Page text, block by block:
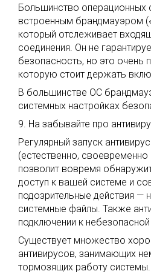
Большинство операционных
встроенным брандмауэром
который отслеживает
соединения. Он не
безопасность, но это очень
которую стоит держать
В большинстве ОС
системных настройках
9. На забывайте про
Регулярный запуск
(естественно,
позволит вовремя
доступ к вашей системе и
подозрительные действия —
системные файлы. Также
подключении к небезопасной
Существует множество
антивирусов, занимающих
тормозящих работу системы.